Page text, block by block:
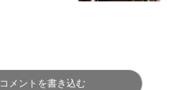
コメントを書き込む